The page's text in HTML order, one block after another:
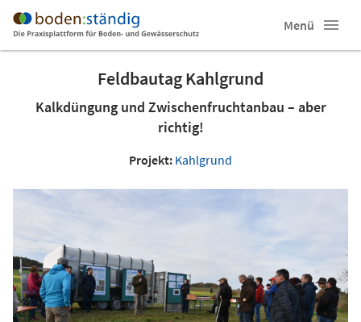
Menü
Feldbautag Kahlgrund
Kalkdüngung und Zwischenfruchtanbau – aber
richtig!
Projekt: Kahlgrund